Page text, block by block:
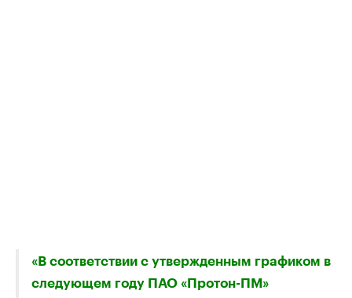
«В соответствии с утвержденным графиком в
следующем году ПАО «Протон-ПМ»